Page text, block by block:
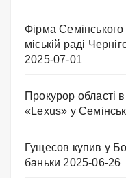
Фірма
міській раді
2025-07-01
Прокурор області
«Lexus» у
Гущесов купив у
баньки 2025-06-26